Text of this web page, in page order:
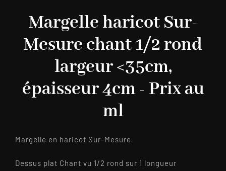
Margelle haricot Sur-
Mesure chant 1/2 rond
largeur <35cm,
épaisseur 4cm - Prix au
ml
Margelle en haricot Sur-Mesure
Dessus plat Chant vu 1/2 rond sur 1 longueur